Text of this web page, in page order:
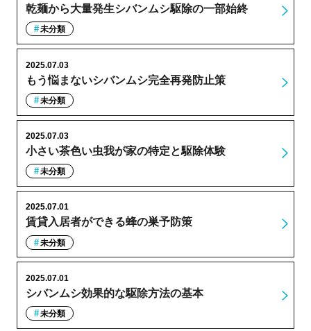
乾麺から大量発生シバンムシ駆除の一部始終
未分類
もう悩まないシバンムシ完全再発防止策
2025.07.03
未分類
小さい茶色い虫我が家の特定と駆除体験
2025.07.03
未分類
賃貸入居者ができる蜂の巣予防策
2025.07.01
未分類
シバンムシ効果的な駆除方法の基本
2025.07.01
未分類